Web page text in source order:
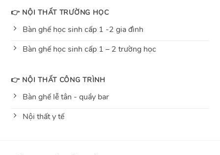
👉 NỘI THẤT TRƯỜNG HỌC
Bàn ghế học sinh cấp 1 -2 gia đình
Bàn ghế học sinh cấp 1 – 2 trường học
👉 NỘI THẤT CÔNG TRÌNH
Bàn ghế lễ tân - quầy bar
Nội thất y tế